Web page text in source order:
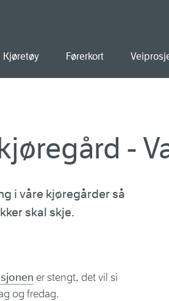
Kjøretøy Førerkort
-
i våre kjøregårder så
skal skje.
er stengt, det vil si
og fredag.